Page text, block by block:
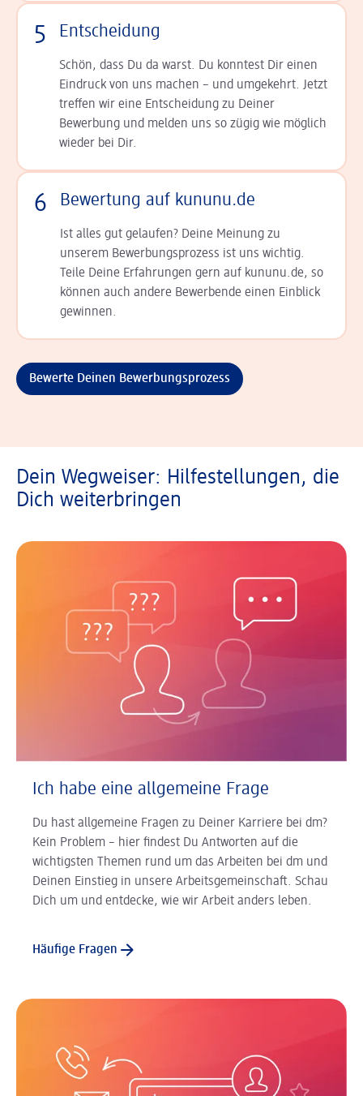
5 Entscheidung
Schön, dass Du da warst. Du konntest Dir einen
Ein­druck von uns machen – und umgekehrt. Jetzt
tref­fen wir eine Entscheidung zu Deiner
Bewerbung und melden uns so zügig wie möglich
wieder bei Dir.
6 Bewertung auf kununu.de
Ist alles gut gelaufen? Deine Meinung zu
unserem Bewerbungsprozess ist uns wichtig.
Teile Deine Erfahrungen gern auf kununu.de, so
können auch andere Bewerbende einen Einblick
gewinnen.
Bewerte Deinen Bewerbungsprozess
Dein Wegweiser: Hilfestellungen, die
Dich weiterbringen
Ich habe eine allgemeine Frage
Du hast allgemeine Fragen zu Deiner Karriere bei dm?
Kein Problem – hier findest Du Antworten auf die
wichtigsten Themen rund um das Arbeiten bei dm und
Deinen Einstieg in unsere Arbeitsgemeinschaft. Schau
Dich um und entdecke, wie wir Arbeit anders leben.
Häufige Fragen